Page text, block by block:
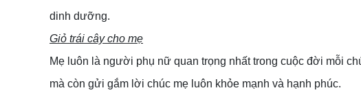
dinh dưỡng.
Giỏ trái cây cho mẹ
Mẹ luôn là người phụ nữ quan trọng nhất trong cuộc đời mỗi
mà còn gửi gắm lời chúc mẹ luôn khỏe mạnh và hạnh phúc.